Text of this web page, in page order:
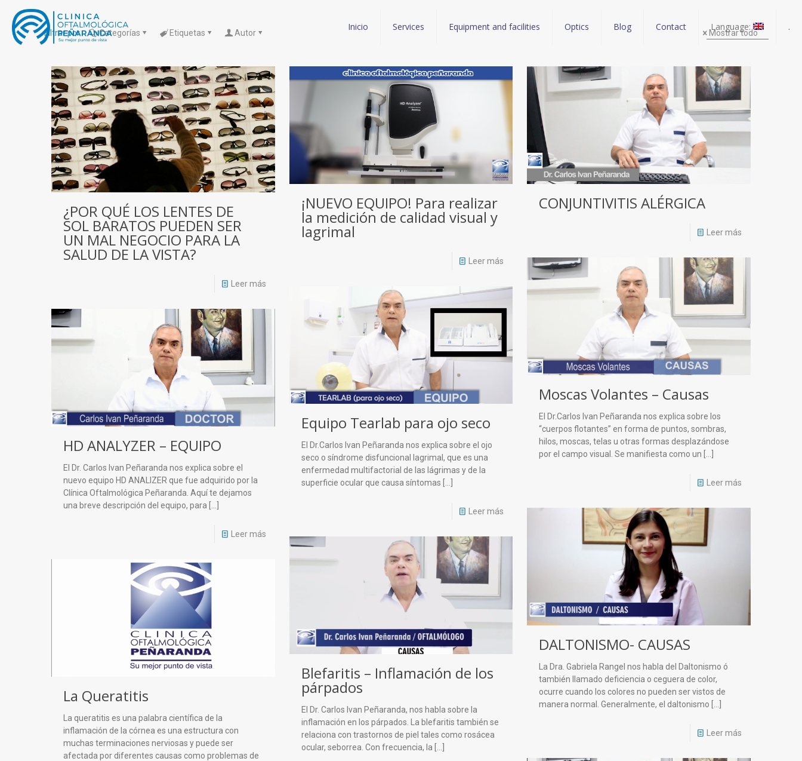
Inicio Services Equipment and facilities Optics Blog Contact Language: .
Filtrar por Categorías Etiquetas Autor Mostrar todo
¿POR QUÉ LOS LENTES DE
SOL BARATOS PUEDEN SER
UN MAL NEGOCIO PARA LA
SALUD DE LA VISTA?
Leer más
¡NUEVO EQUIPO! Para realizar
la medición de calidad visual y
lagrimal
Leer más
CONJUNTIVITIS ALÉRGICA
Leer más
Moscas Volantes – Causas
El Dr.Carlos Ivan Peñaranda nos explica sobre los
“cuerpos flotantes” en forma de puntos, sombras,
hilos, moscas, telas u otras formas desplazándose
por el campo visual. Se manifiesta como un
Leer más
Equipo Tearlab para ojo seco
El Dr.Carlos Ivan Peñaranda nos explica sobre el ojo
seco o síndrome disfuncional lagrimal, que es una
enfermedad multifactorial de las lágrimas y de la
superficie ocular que causa síntomas
Leer más
HD ANALYZER – EQUIPO
El Dr. Carlos Ivan Peñaranda nos explica sobre el
nuevo equipo HD ANALIZER que fue adquirido por la
Clínica Oftalmológica Peñaranda. Aquí te dejamos
una breve descripción del equipo, para
Leer más
DALTONISMO- CAUSAS
La Dra. Gabriela Rangel nos habla del Daltonismo ó
también llamado deficiencia o ceguera de color,
ocurre cuando los colores no pueden ser vistos de
manera normal. Generalmente, el daltonismo
Leer más
Blefaritis – Inflamación de los
párpados
El Dr. Carlos Ivan Peñaranda, nos habla sobre la
inflamación en los párpados. La blefaritis también se
relaciona con trastornos de piel tales como rosácea
ocular, seborrea. Con frecuencia, la
La Queratitis
La queratitis es una palabra científica de la
inflamación de la córnea es una estructura con
muchas terminaciones nerviosas y puede ser
afectada por diferentes causas como problemas de